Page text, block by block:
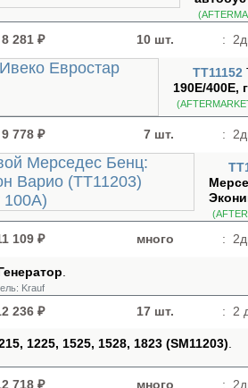
281 ₽ 10 шт. :
TT11152
190E/400E,
778 ₽ 7 шт. :
109 ₽ много :
Krauf
236 ₽ 17 шт. : 2
1225, 1525, 1528, 1823 (SM11203)
718 ₽ много :